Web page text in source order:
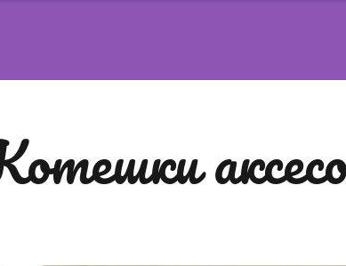
котешки